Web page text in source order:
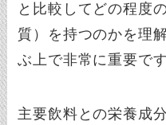
と比較してどの程度
質）を持つのかを理
ぶ上で非常に重要です
主要飲料との栄養成